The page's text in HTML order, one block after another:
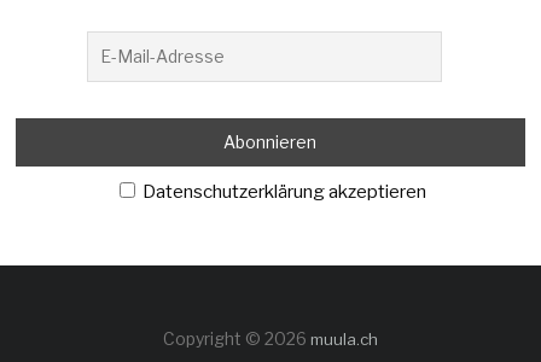
Datenschutzerklärung akzeptieren
Copyright © 2026 muula.ch